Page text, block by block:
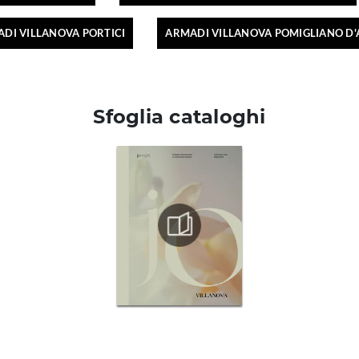
VILLANOVA PORTICI ARMADI VILLANOVA POMIGLIANO
Sfoglia cataloghi